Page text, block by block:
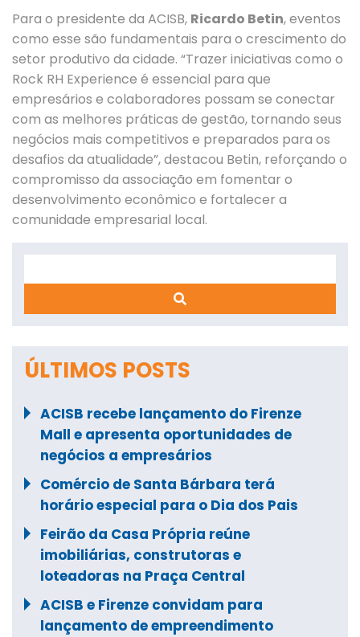
Para o presidente da ACISB, Ricardo Betin, eventos
como esse são fundamentais para o crescimento do
setor produtivo da cidade. “Trazer iniciativas como o
Rock RH Experience é essencial para que
empresários e colaboradores possam se conectar
com as melhores práticas de gestão, tornando seus
negócios mais competitivos e preparados para os
desafios da atualidade”, destacou Betin, reforçando o
compromisso da associação em fomentar o
desenvolvimento econômico e fortalecer a
comunidade empresarial local.
ÚLTIMOS POSTS
ACISB recebe lançamento do Firenze
Mall e apresenta oportunidades de
negócios a empresários
Comércio de Santa Bárbara terá
horário especial para o Dia dos Pais
Feirão da Casa Própria reúne
imobiliárias, construtoras e
loteadoras na Praça Central
ACISB e Firenze convidam para
lançamento de empreendimento